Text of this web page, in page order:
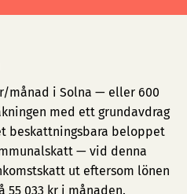
månad i Solna — eller 600
med ett grundavdrag
beskattningsbara beloppet
— vid denna
ut eftersom lönen
033 kr i månaden.